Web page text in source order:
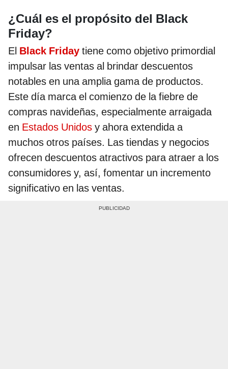
¿Cuál es el propósito del Black
Friday?
El Black Friday tiene como objetivo primordial
impulsar las ventas al brindar descuentos
notables en una amplia gama de productos.
Este día marca el comienzo de la fiebre de
compras navideñas, especialmente arraigada
en Estados Unidos y ahora extendida a
muchos otros países. Las tiendas y negocios
ofrecen descuentos atractivos para atraer a los
consumidores y, así, fomentar un incremento
significativo en las ventas.